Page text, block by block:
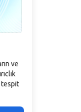
ve
tespit